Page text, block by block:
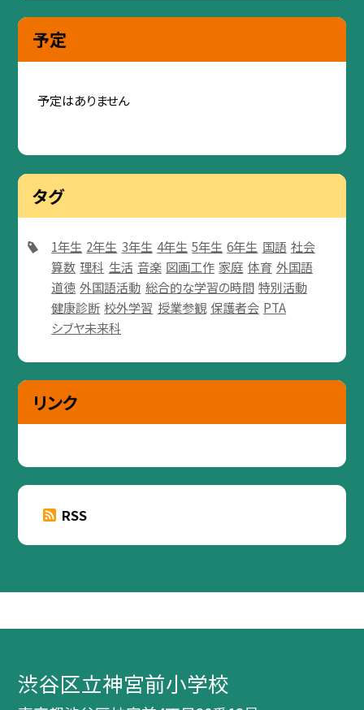
予定
予定はありません
タグ
1年生 2年生 3年生 4年生 5年生 6年生 国語 社会
算数 理科 生活 音楽 図画工作 家庭 体育 外国語
道徳 外国語活動 総合的な学習の時間 特別活動
健康診断 校外学習 授業参観 保護者会 PTA
シブヤ未来科
リンク
RSS
渋谷区立神宮前小学校